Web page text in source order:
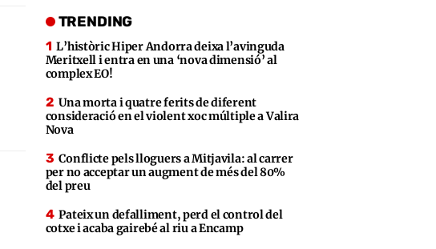
TRENDING
L’històric Hiper Andorra deixa l’avinguda
Meritxell i entra en una ‘nova dimensió’ al
complex EO!
Una morta i quatre ferits de diferent
consideració en el violent xoc múltiple a Valira
Nova
Conflicte pels lloguers a Mitjavila: al carrer
per no acceptar un augment de més del 80%
del preu
Pateix un defalliment, perd el control del
cotxe i acaba gairebé al riu a Encamp